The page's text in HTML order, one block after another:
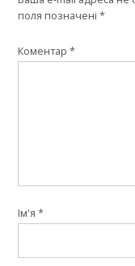
поля позначені*
Коментар*
Ім'я*